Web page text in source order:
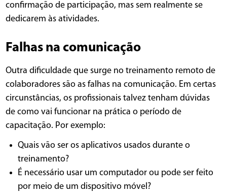
confirmação de participação, mas sem realmente se
dedicarem às atividades.
Falhas na comunicação
Outra dificuldade que surge no treinamento remoto de
colaboradores são as falhas na comunicação. Em certas
circunstâncias, os profissionais talvez tenham dúvidas
de como vai funcionar na prática o período de
capacitação. Por exemplo:
Quais vão ser os aplicativos usados durante o
treinamento?
É necessário usar um computador ou pode ser feito
por meio de um dispositivo móvel?